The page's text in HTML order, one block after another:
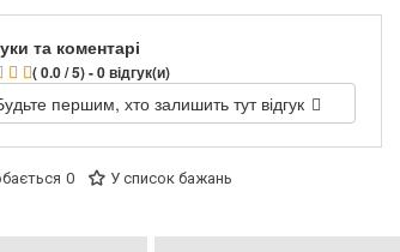
та коментарі
( 0.0 / 5) - 0 відгук(и)
першим, хто залишить тут відгук
0 У список бажань